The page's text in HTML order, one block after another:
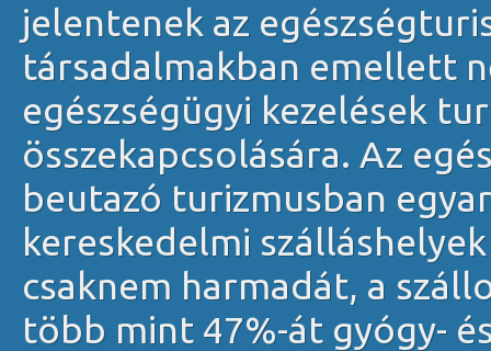
jelentenek az
társadalmakban emellett
egészségügyi kezelések
összekapcsolására. Az
beutazó turizmusban
kereskedelmi
csaknem harmadát, a
több mint 47%-át gyógy-